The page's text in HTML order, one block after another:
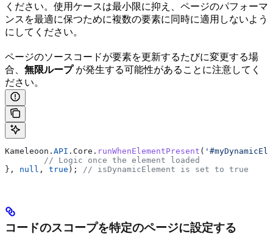
ください。使用ケースは最小限に抑え、ページのパフォーマ
ンスを最適に保つために複数の要素に同時に適用しないよう
にしてください。
ページのソースコードが要素を更新するたびに変更する場
合、 無限ループが発生する可能性があることに注意してく
ださい。
Kameleoon . API . Core . runWhenElementPresent (
	// Logic once the element loaded
}, null , true ); // isDynamicElement is set to true
コードのスコープを特定のページに設定する